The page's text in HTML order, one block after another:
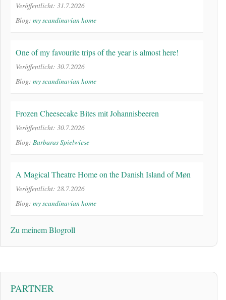
Veröffentlicht: 31.7.2026
Blog: my scandinavian home
One of my favourite trips of the year is almost here!
Veröffentlicht: 30.7.2026
Blog: my scandinavian home
Frozen Cheesecake Bites mit Johannisbeeren
Veröffentlicht: 30.7.2026
Blog: Barbaras Spielwiese
A Magical Theatre Home on the Danish Island of Møn
Veröffentlicht: 28.7.2026
Blog: my scandinavian home
Zu meinem Blogroll
PARTNER